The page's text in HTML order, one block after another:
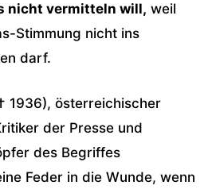
nicht vermitteln will, weil
Stimmung nicht ins
darf.
1936), österreichischer
der Presse und
des Begriffes
Feder in die Wunde, wenn